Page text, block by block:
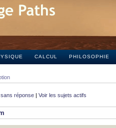
CALCUL PHILOSOPHIE
réponse | Voir les sujets actifs